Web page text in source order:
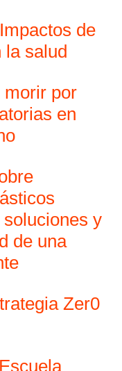
de
la salud
morir por
en
y
de una
Zer0